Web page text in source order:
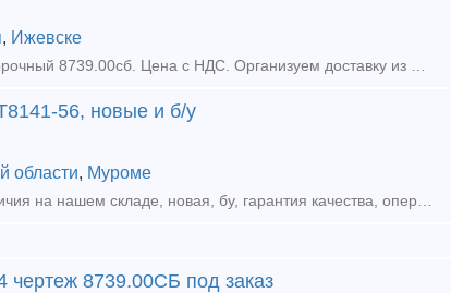
, Ижевске
ООО «Кортдеталь» продает башмак тормозной горочный 8739.00сб. Цена с НДС. Организуем доставку из Ижевска.
56, новые и б/у
области, Муроме
Накладка Р-24 ГОСТ 8141-56- предлагаем из наличия на нашем складе, новая, бу, гарантия качества, оперативная отгрузка. Оплата: наличными, безналичным расчетом, банковской картой. Скидки от выбора о
чертеж 8739.00СБ под заказ